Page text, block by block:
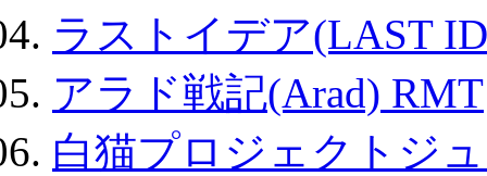
ラストイデア(LAST
アラド戦記(Arad) RMT
白猫プロジェクトジ